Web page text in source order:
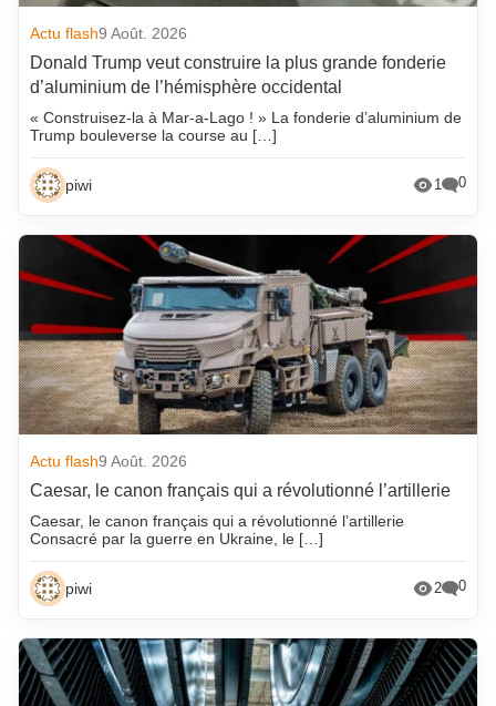
Actu flash9 Août. 2026
Donald Trump veut construire la plus grande fonderie
d’aluminium de l’hémisphère occidental
« Construisez-la à Mar-a-Lago ! » La fonderie d’aluminium de
Trump bouleverse la course au […]
piwi 1 0
Actu flash9 Août. 2026
Caesar, le canon français qui a révolutionné l’artillerie
Caesar, le canon français qui a révolutionné l’artillerie
Consacré par la guerre en Ukraine, le […]
piwi 2 0